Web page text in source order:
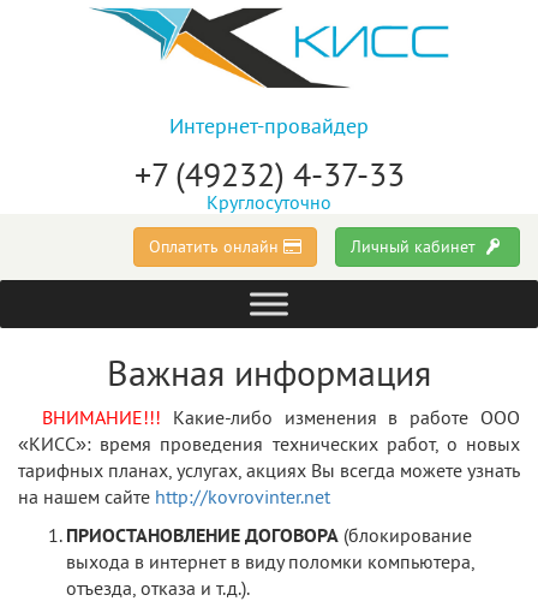
Интернет-провайдер
+7 (49232) 4-37-33
Круглосуточно
Личный кабинет
Оплатить онлайн
Важная информация
ВНИМАНИЕ!!! Какие-либо изменения в работе ООО
«КИСС»: время проведения технических работ, о новых
тарифных планах, услугах, акциях Вы всегда можете узнать
на нашем сайте http://kovrovinter.net
ПРИОСТАНОВЛЕНИЕ ДОГОВОРА (блокирование
выхода в интернет в виду поломки компьютера,
отъезда, отказа и т.д.).